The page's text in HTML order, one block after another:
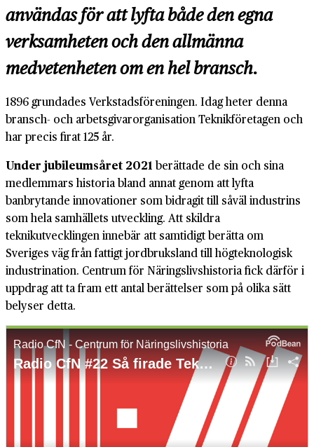
användas för att lyfta både den egna
verksamheten och den allmänna
medvetenheten om en hel bransch.
1896 grundades Verkstadsföreningen. Idag heter denna
bransch- och arbetsgivarorganisation Teknikföretagen och
har precis firat 125 år.
Under jubileumsåret 2021 berättade de sin och sina
medlemmars historia bland annat genom att lyfta
banbrytande innovationer som bidragit till såväl industrins
som hela samhällets utveckling. Att skildra
teknikutvecklingen innebär att samtidigt berätta om
Sveriges väg från fattigt jordbruksland till högteknologisk
industrination. Centrum för Näringslivshistoria fick därför i
uppdrag att ta fram ett antal berättelser som på olika sätt
belyser detta.